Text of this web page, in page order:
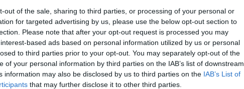
out of the sale, sharing to third parties, or processing of your personal or
for targeted advertising by us, please use the below opt-out section to
Please note that after your opt-out request is processed you may
based ads based on personal information utilized by us or personal
to third parties prior to your opt-out. You may separately opt-out of the
of your personal information by third parties on the IAB’s list of downstream
information may also be disclosed by us to third parties on the IAB’s List of
that may further disclose it to other third parties.